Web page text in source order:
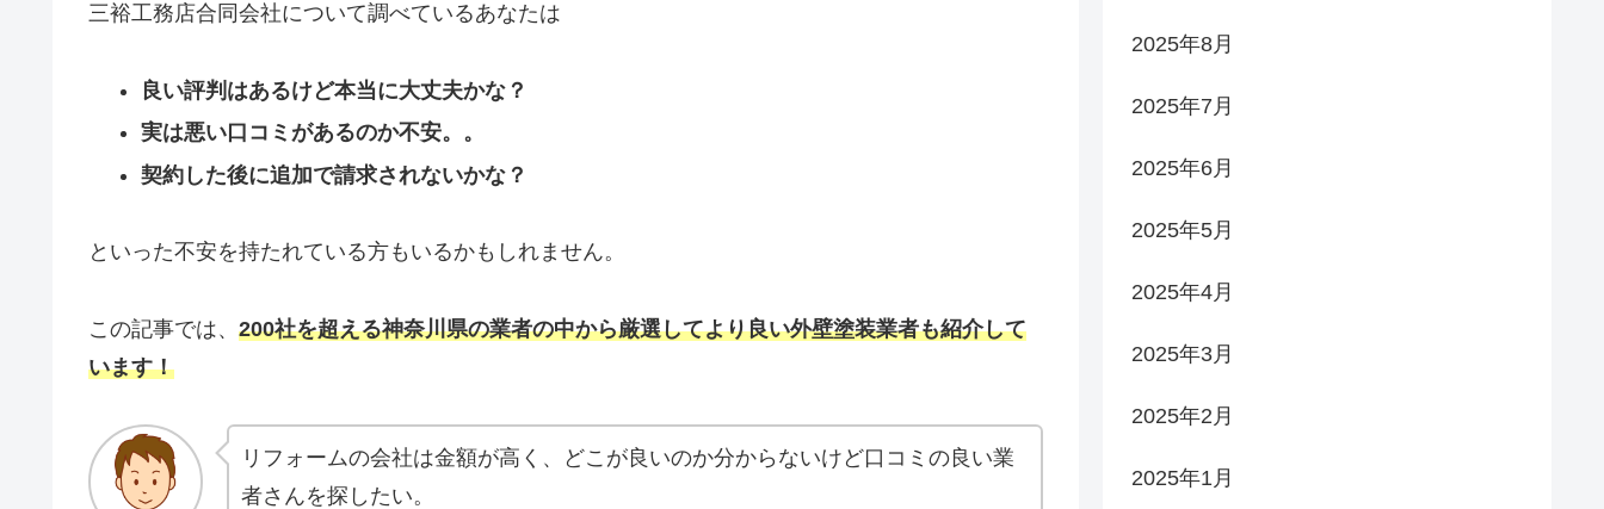
三裕工務店合同会社について調べているあなたは
良い評判はあるけど本当に大丈夫かな？
実は悪い口コミがあるのか不安。。
契約した後に追加で請求されないかな？
といった不安を持たれている方もいるかもしれません。
この記事では、 200社を超える神奈川県の業者の中から厳選してより良い外壁塗装業者も紹介して
います！
リフォームの会社は金額が高く、どこが良いのか分からないけど口コミの良い業
者さんを探したい。
2025年8月
2025年7月
2025年6月
2025年5月
2025年4月
2025年3月
2025年2月
2025年1月